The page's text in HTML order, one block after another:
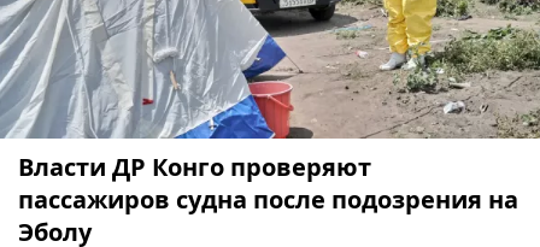
Власти ДР Конго проверяют
пассажиров судна после подозрения на
Эболу